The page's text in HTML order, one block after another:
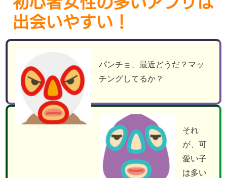
パンチョ、最近どうだ？マッ
チングしてるか？
それ
が、可
愛い子
は多い